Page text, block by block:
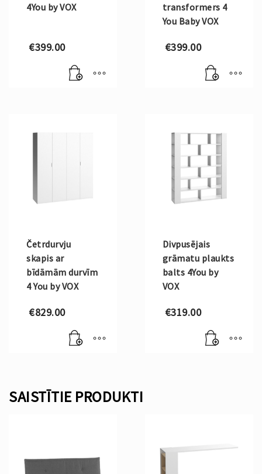
4You by VOX
€399.00
transformers 4
You Baby VOX
€399.00
Četrdurvju
skapis ar
bīdāmām durvīm
4 You by VOX
€829.00
Divpusējais
grāmatu plaukts
balts 4You by
VOX
€319.00
SAISTĪTIE PRODUKTI